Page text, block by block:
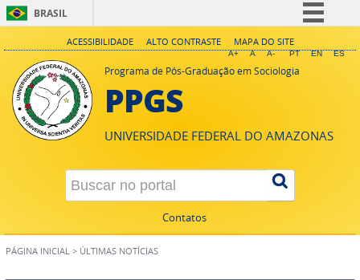
BRASIL
Simplifique!
Comunica BR
Legislação
Canais
ACESSIBILIDADE ALTO CONTRASTE MAPA DO SITE
A+ A A- PT EN ES
Programa de Pós-Graduação em Sociologia
PPGS
UNIVERSIDADE FEDERAL DO AMAZONAS
Contatos
PÁGINA INICIAL > ÚLTIMAS NOTÍCIAS